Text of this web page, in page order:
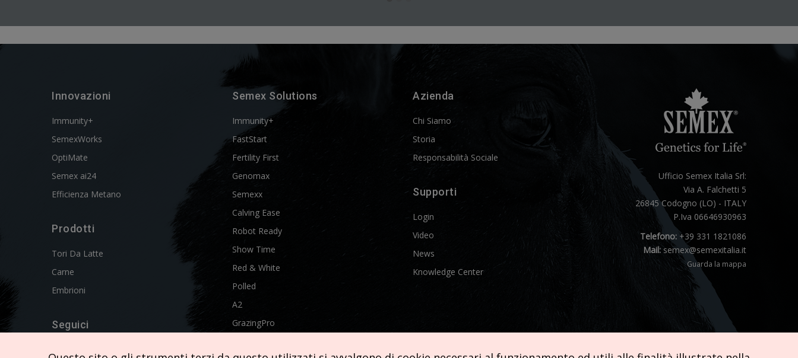
Innovazioni
Immunity+
SemexWorks
OptiMate
Semex ai24
Efficienza Metano
Prodotti
Tori Da Latte
Carne
Embrioni
Seguici
Semex Solutions
Immunity+
FastStart
Fertility First
Genomax
Semexx
Calving Ease
Robot Ready
Show Time
Red & White
Polled
A2
GrazingPro
Azienda
Chi Siamo
Storia
Responsabilità Sociale
Supporti
Login
Video
News
Knowledge Center
Ufficio Semex Italia Srl:
Via A. Falchetti 5
26845 Codogno (LO) - ITALY
P.Iva 06646930963
Telefono:+39 331 1821086
Mail: semex@semexitalia.it
Guarda la mappa